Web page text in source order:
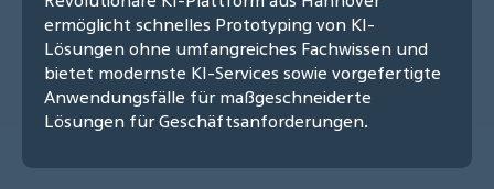
ermöglicht schnelles Prototyping von KI-
Lösungen ohne umfangreiches Fachwissen und
bietet modernste KI-Services sowie vorgefertigte
Anwendungsfälle für maßgeschneiderte
Lösungen für Geschäftsanforderungen.